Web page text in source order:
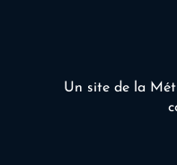
Un site de la